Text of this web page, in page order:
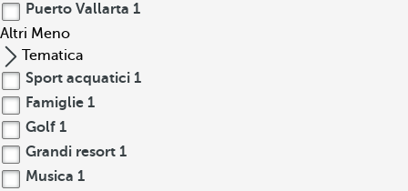
Puerto Vallarta 1
Altri Meno
Tematica
Sport acquatici 1
Famiglie 1
Golf 1
Grandi resort 1
Musica 1